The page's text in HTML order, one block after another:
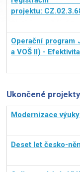
projektu:
Operační program
a VOŠ II) -
Ukončené projekty
Modernizace
Deset let česko-